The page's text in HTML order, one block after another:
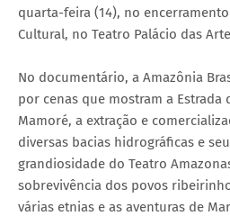
quarta-feira (14), no
Cultural, no Teatro Palácio das
No documentário, a Amazônia
por cenas que mostram a Estrada
Mamoré, a extração e
diversas bacias hidrográficas e
grandiosidade do Teatro
sobrevivência dos povos
várias etnias e as aventuras de